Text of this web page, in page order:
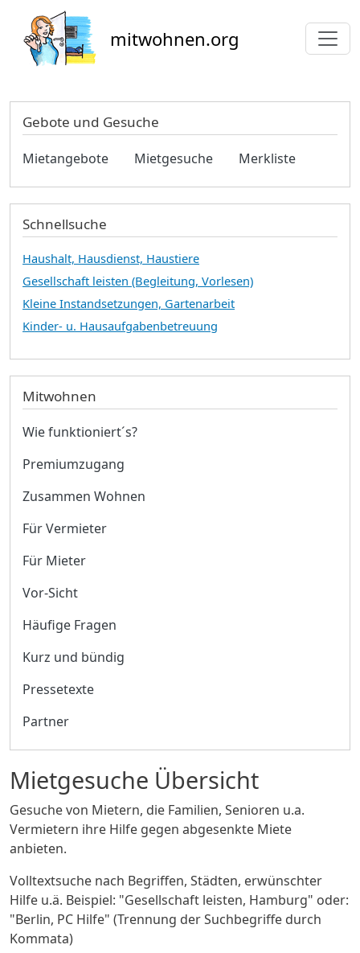
mitwohnen.org
Mietgesuche Übersicht
Gesuche von Mietern, die Familien, Senioren u.a.
Vermietern ihre Hilfe gegen abgesenkte Miete
anbieten.
Volltextsuche nach Begriffen, Städten, erwünschter
Hilfe u.ä. Beispiel: "Gesellschaft leisten, Hamburg" oder:
"Berlin, PC Hilfe" (Trennung der Suchbegriffe durch
Kommata)
Gebote und Gesuche
Mietangebote Mietgesuche Merkliste
Schnellsuche
Haushalt, Hausdienst, Haustiere
Gesellschaft leisten (Begleitung, Vorlesen)
Kleine Instandsetzungen, Gartenarbeit
Kinder- u. Hausaufgabenbetreuung
Mitwohnen
Wie funktioniert´s?
Premiumzugang
Zusammen Wohnen
Für Vermieter
Für Mieter
Vor-Sicht
Häufige Fragen
Kurz und bündig
Pressetexte
Partner